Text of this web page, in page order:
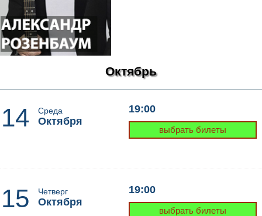
Октябрь
14 Среда
Октября
19:00
выбрать билеты
15 Четверг
Октября
19:00
выбрать билеты